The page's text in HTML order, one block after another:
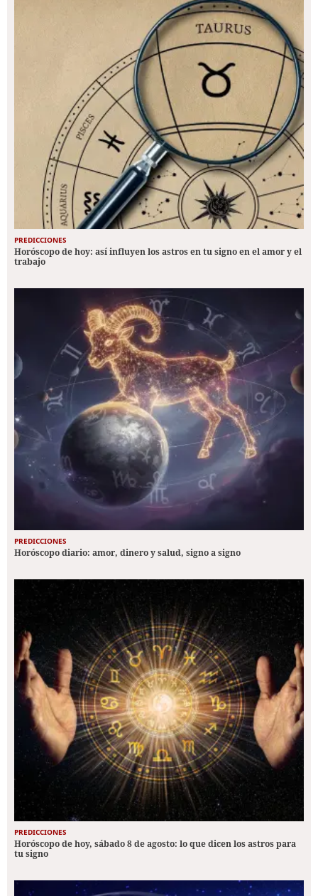
PREDICCIONES
Horóscopo de hoy: así influyen los astros en tu signo en el amor y el
trabajo
PREDICCIONES
Horóscopo diario: amor, dinero y salud, signo a signo
PREDICCIONES
Horóscopo de hoy, sábado 8 de agosto: lo que dicen los astros para
tu signo